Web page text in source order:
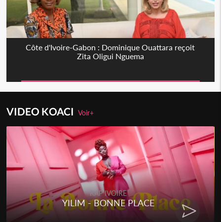
Côte d'Ivoire-Gabon : Dominique Ouattara reçoit
Zita Oligui Nguema
VIDEO KOACIVoir+
RAP IVOIRE
YILIM - BONNE PLACE